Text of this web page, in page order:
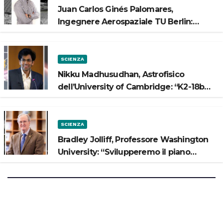
Juan Carlos Ginés Palomares,
Ingegnere Aerospaziale TU Berlin:
SCIENZA
Nikku Madhusudhan, Astrofisico
dell’University of Cambridge: “K2-18b
SCIENZA
Bradley Jolliff, Professore Washington
University: “Svilupperemo il piano